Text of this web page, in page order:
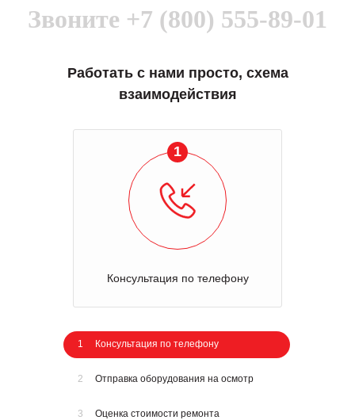
Звоните +7 (800) 555-89-01
Работать с нами просто, схема
взаимодействия
1
Консультация по телефону
1 Консультация по телефону
2 Отправка оборудования на осмотр
3 Оценка стоимости ремонта